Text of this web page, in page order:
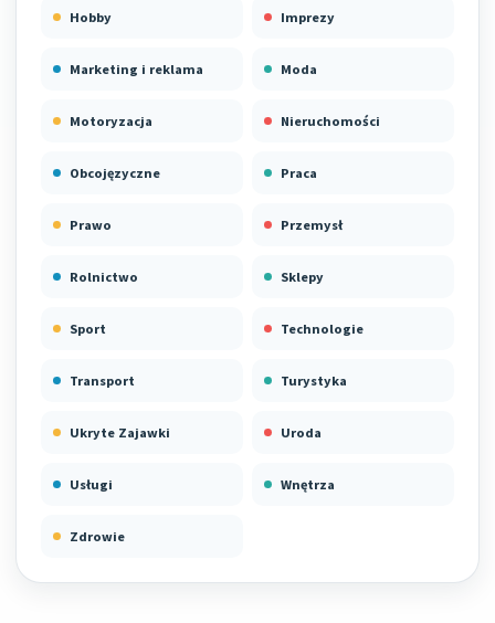
Hobby Imprezy
Marketing i reklama Moda
Motoryzacja Nieruchomości
Obcojęzyczne Praca
Prawo Przemysł
Rolnictwo Sklepy
Sport Technologie
Transport Turystyka
Ukryte Zajawki Uroda
Usługi Wnętrza
Zdrowie